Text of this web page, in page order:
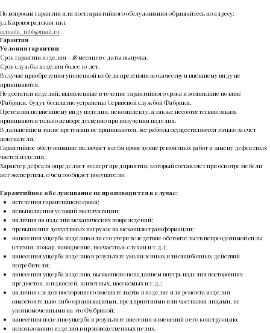
По вопросам гарантии или постгарантийного обслуживания обращайтесь по адресу:
ул.Кировоградская 11к1
armada_mbb@mail.ru
Гарантия
Условия гарантии
Срок гарантии изделия - 18 месяцев с даты выпуска.
Срок службы изделия более 10 лет.
В случае приобретения уцененной мебели претензии по качеству и внешнему виду не
принимаются.
Недостатки изделий, выявленные в течение гарантийного срока и возникшие по вине
Фабрики, будут бесплатно устранены Сервисной службой Фабрики.
Претензии по внешнему виду изделия, некомплекту, а также несоответствию заказа
принимаются только непосредственно при получении изделия.
В дальнейшем такие претензии не принимаются, все работы осуществляются только за счет
покупателя.
Гарантийное обслуживание включает в себя проведение ремонтных работ и замену дефектных
частей изделия.
Характер дефекта определяет эксперт предприятия, который составляет при осмотре мебели
акт экспертизы, о чем сообщает покупателю.
Гарантийное обслуживание не производится в случае:
истечения гарантийного срока;
невыполнения условий эксплуатации;
наличия на изделии механических повреждений;
превышения допустимых нагрузок на механизм трансформации;
нанесения ущерба изделию или его утери вследствие обстоятельств непреодолимой силы
(стихия, пожар, наводнение, несчастные случаи и т.д.);
нанесения ущерба изделию в результате умышленных или ошибочных действий
потребителя;
нанесения ущерба изделию, вызванного попаданием внутрь изделия посторонних
предметов, жидкостей, животных, насекомых и т.д.;
наличия следов постороннего вмешательства в изделие или ремонта изделия
самостоятельно либо организациями, предприятиями или частными лицами, не
уполномоченными на это Фабрикой;
нанесения изделию ущерба в результате внесения изменений в его конструкцию;
использования изделия в производственных целях.